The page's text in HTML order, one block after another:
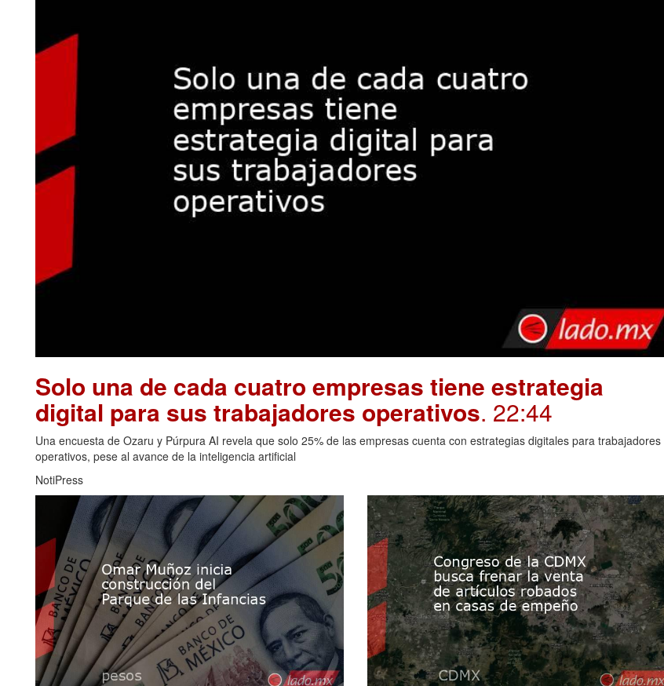
Solo una de cada cuatro empresas tiene estrategia
digital para sus trabajadores operativos. 22:44
Una encuesta de Ozaru y Púrpura AI revela que solo 25% de las empresas cuenta con estrategias digitales para trabajadores
operativos, pese al avance de la inteligencia artificial
NotiPress